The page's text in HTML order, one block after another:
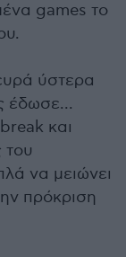
games το
ύστερα
έδωσε...
και
του
να μειώνει
πρόκριση